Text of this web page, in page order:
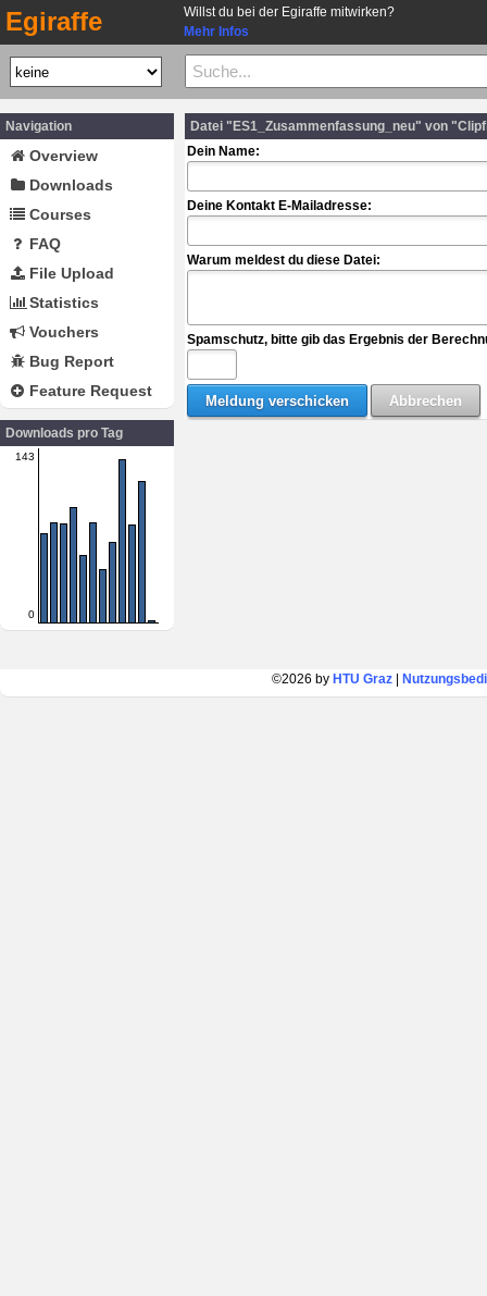
Egiraffe
Willst du bei der Egiraffe mitwirken?
Mehr Infos
Navigation
Overview
Downloads
Courses
FAQ
File Upload
Statistics
Vouchers
Bug Report
Feature Request
Downloads pro Tag
143
0
Datei "ES1_Zusammenfassung_neu" von
Dein Name:
Deine Kontakt E-Mailadresse:
Warum meldest du diese Datei:
Spamschutz, bitte gib das Ergebnis der
©2026 by HTU Graz|